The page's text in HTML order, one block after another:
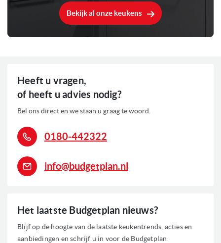
Bekijk al onze keukens
Het laatste Budgetplan nieuws?
Blijf op de hoogte van de laatste keukentrends, acties en
aanbiedingen en schrijf u in voor de Budgetplan
Heeft u vragen,
of heeft u advies nodig?
Bel ons direct en we staan u graag te woord.
0180-442322
info@budgetplan.nl